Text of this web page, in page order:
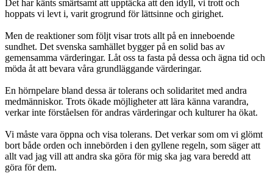
Det har känts smärtsamt att upptäcka att den idyll, vi trott och
hoppats vi levt i, varit grogrund för lättsinne och girighet.
Men de reaktioner som följt visar trots allt på en inneboende
sundhet. Det svenska samhället bygger på en solid bas av
gemensamma värderingar. Låt oss ta fasta på dessa och ägna tid och
möda åt att bevara våra grundläggande värderingar.
En hörnpelare bland dessa är tolerans och solidaritet med andra
medmänniskor. Trots ökade möjligheter att lära känna varandra,
verkar inte förståelsen för andras värderingar och kulturer ha ökat.
Vi måste vara öppna och visa tolerans. Det verkar som om vi glömt
bort både orden och innebörden i den gyllene regeln, som säger att
allt vad jag vill att andra ska göra för mig ska jag vara beredd att
göra för dem.